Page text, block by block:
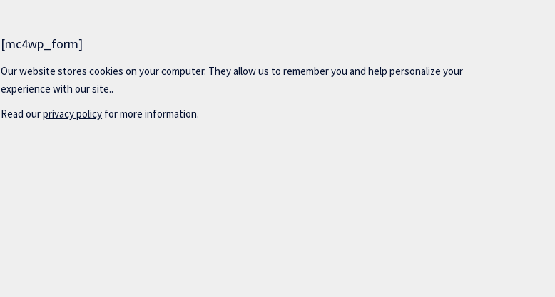
[mc4wp_form]
Our website stores cookies on your computer. They allow us to remember you and help personalize your
experience with our site..
Read ourprivacy policy for more information.